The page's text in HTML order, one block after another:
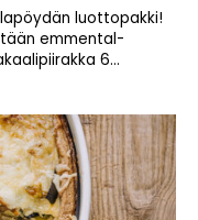
luottopakki!
emmental-
6...